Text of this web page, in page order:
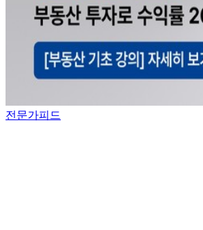
전문가피드